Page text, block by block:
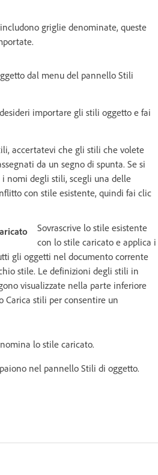
griglie denominate, queste
dal menu del pannello Stili
importare gli stili oggetto e fai
accertatevi che gli stili che volete
da un segno di spunta. Se si
nomi degli stili, scegli una delle
con stile esistente, quindi fai clic
Sovrascrive lo stile esistente
con lo stile caricato e applica i
gli oggetti nel documento corrente
stile. Le definizioni degli stili in
visualizzate nella parte inferiore
Carica stili per consentire un
lo stile caricato.
nel pannello Stili di oggetto.